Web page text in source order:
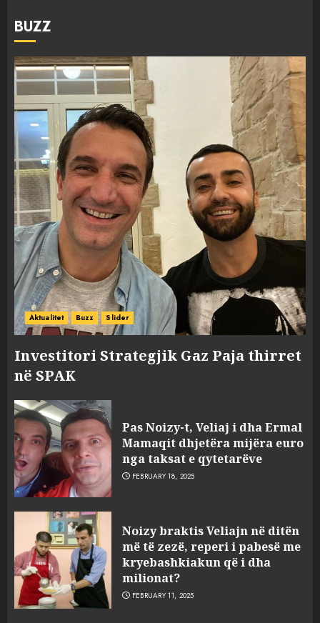
BUZZ
Aktualitet Buzz Slider
Investitori Strategjik Gaz Paja thirret
në SPAK
Pas Noizy-t, Veliaj i dha Ermal
Mamaqit dhjetëra mijëra euro
nga taksat e qytetarëve
FEBRUARY 18, 2025
Noizy braktis Veliajn në ditën
më të zezë, reperi i pabesë me
kryebashkiakun që i dha
milionat?
FEBRUARY 11, 2025
3
sulmuan “One Albania”,
ngjarja u fsheh. A u vodhën
serverat?
MARCH 25, 2025